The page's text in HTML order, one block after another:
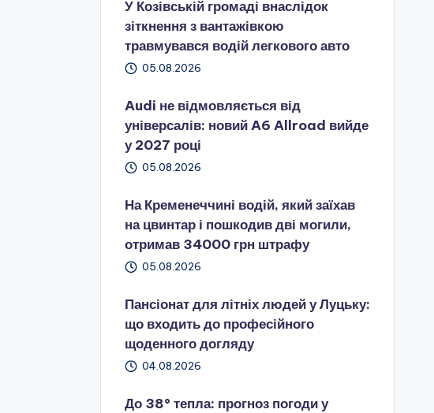
У Козівській громаді внаслідок
зіткнення з вантажівкою
травмувався водій легкового авто
05.08.2026
Audi не відмовляється від
універсалів: новий A6 Allroad вийде
у 2027 році
05.08.2026
На Кременеччині водій, який заїхав
на цвинтар і пошкодив дві могили,
отримав 34000 грн штрафу
05.08.2026
Пансіонат для літніх людей у Луцьку:
що входить до професійного
щоденного догляду
04.08.2026
До 38° тепла: прогноз погоди у